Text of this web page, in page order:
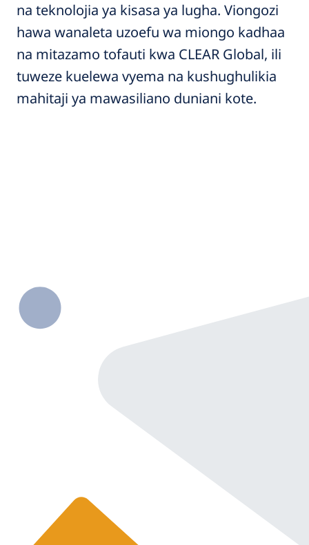
na teknolojia ya kisasa ya lugha. Viongozi
hawa wanaleta uzoefu wa miongo kadhaa
na mitazamo tofauti kwa CLEAR Global, ili
tuweze kuelewa vyema na kushughulikia
mahitaji ya mawasiliano duniani kote.